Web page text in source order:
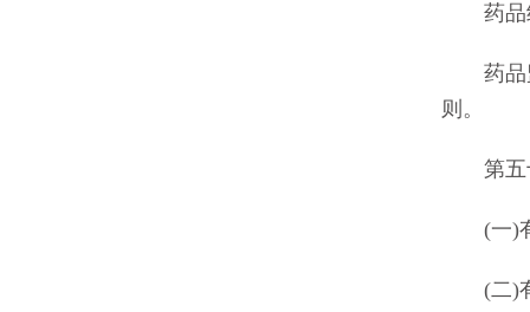
药品经
药品监
则。
第五十
(一)有
(二)有